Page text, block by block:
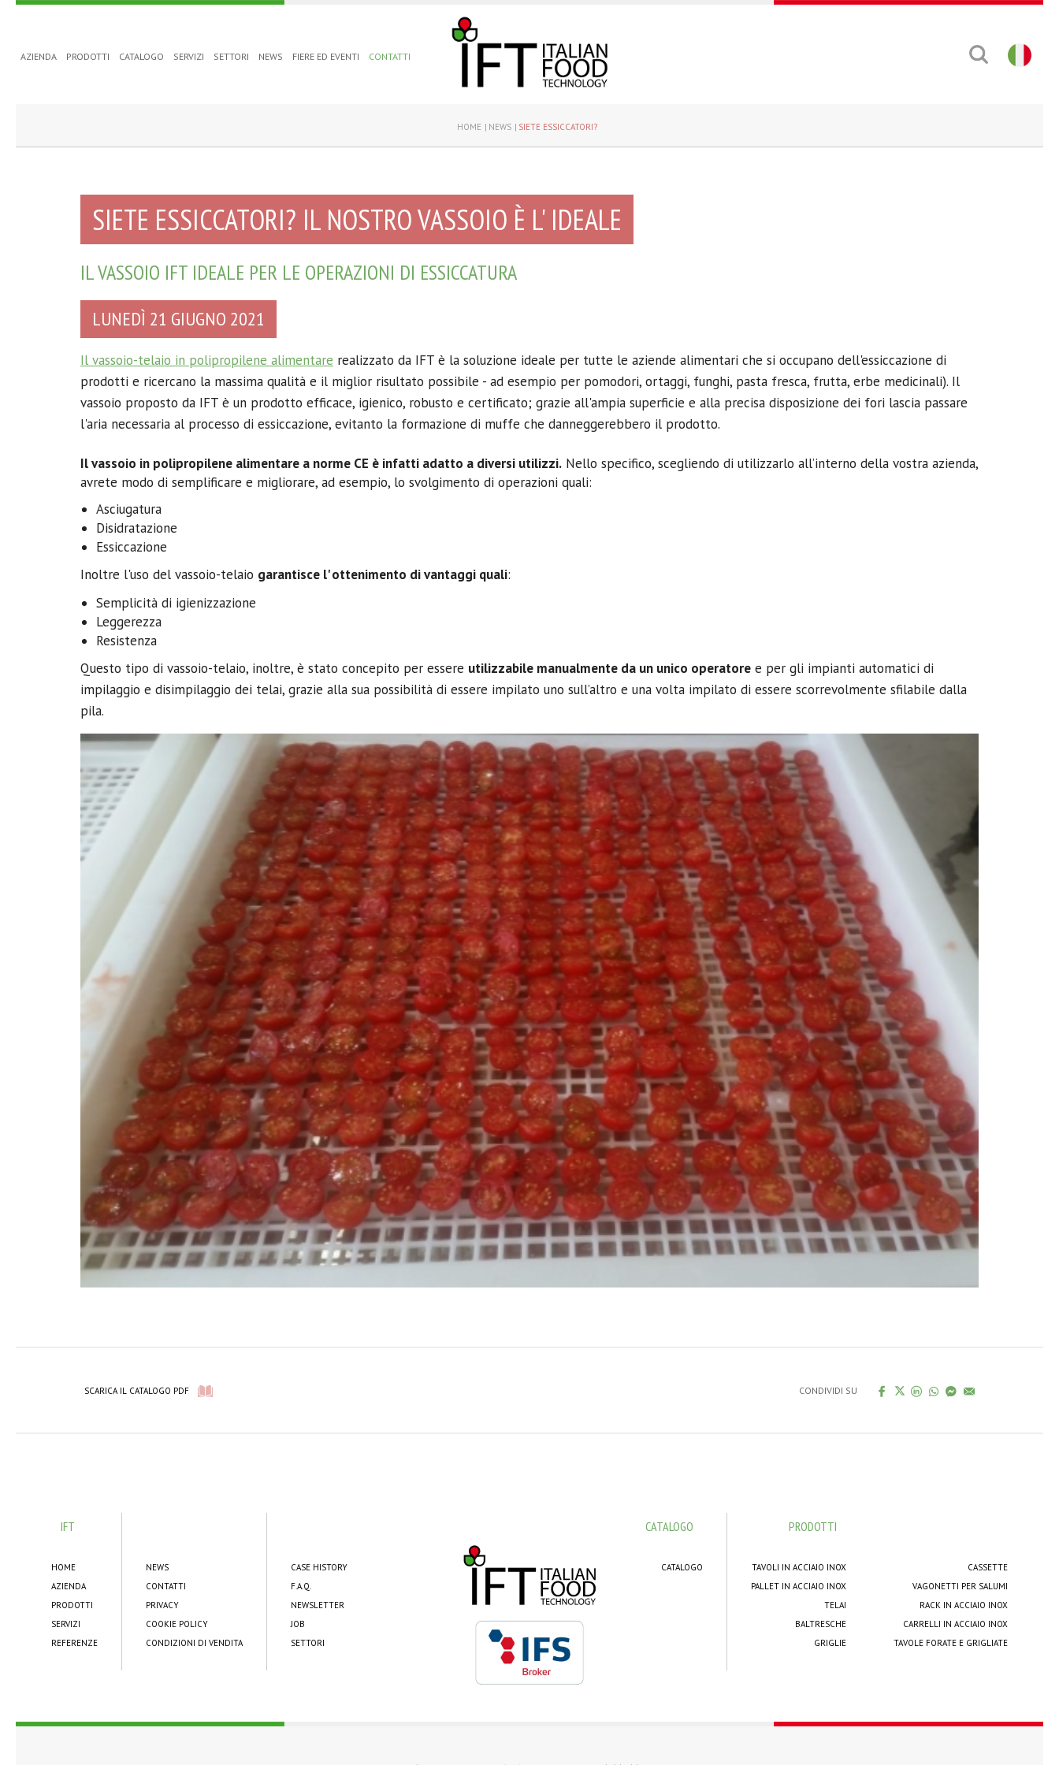
AZIENDA PRODOTTI CATALOGO SERVIZI SETTORI NEWS FIERE ED EVENTI CONTATTI
HOME NEWS SIETE ESSICCATORI?
SIETE ESSICCATORI? IL NOSTRO VASSOIO È L' IDEALE
IL VASSOIO IFT IDEALE PER LE OPERAZIONI DI ESSICCATURA
LUNEDÌ 21 GIUGNO 2021
Il vassoio-telaio in polipropilene alimentare realizzato da IFT è la soluzione ideale per tutte le aziende alimentari che si occupano dell'essiccazione di
prodotti e ricercano la massima qualità e il miglior risultato possibile - ad esempio per pomodori, ortaggi, funghi, pasta fresca, frutta, erbe medicinali). Il
vassoio proposto da IFT è un prodotto efficace, igienico, robusto e certificato; grazie all'ampia superficie e alla precisa disposizione dei fori lascia passare
l'aria necessaria al processo di essiccazione, evitanto la formazione di muffe che danneggerebbero il prodotto.
Il vassoio in polipropilene alimentare a norme CE è infatti adatto a diversi utilizzi. Nello specifico, scegliendo di utilizzarlo all’interno della vostra azienda,
avrete modo di semplificare e migliorare, ad esempio, lo svolgimento di operazioni quali:
Asciugatura
Disidratazione
Essiccazione
Inoltre l'uso del vassoio-telaio garantisce l' ottenimento di vantaggi quali:
Semplicità di igienizzazione
Leggerezza
Resistenza
Questo tipo di vassoio-telaio, inoltre, è stato concepito per essere utilizzabile manualmente da un unico operatore e per gli impianti automatici di
impilaggio e disimpilaggio dei telai, grazie alla sua possibilità di essere impilato uno sull’altro e una volta impilato di essere scorrevolmente sfilabile dalla
pila.
SCARICA IL CATALOGO PDF CONDIVIDI SU
IFT
HOME
AZIENDA
PRODOTTI
SERVIZI
REFERENZE
NEWS
CONTATTI
PRIVACY
COOKIE POLICY
CONDIZIONI DI VENDITA
CASE HISTORY
F.A.Q.
NEWSLETTER
JOB
SETTORI
CASSETTE
VAGONETTI PER SALUMI
RACK IN ACCIAIO INOX
CARRELLI IN ACCIAIO INOX
TAVOLE FORATE E GRIGLIATE
PRODOTTI
TAVOLI IN ACCIAIO INOX
PALLET IN ACCIAIO INOX
TELAI
BALTRESCHE
GRIGLIE
CATALOGO
CATALOGO